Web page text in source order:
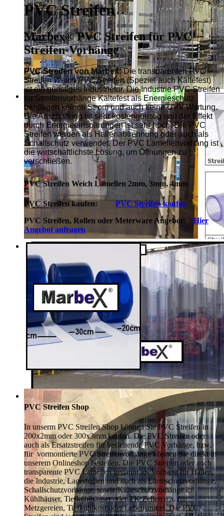
PVC Streifen
Marbex® PVC Streifen für PVC
Streifen-Vorhänge
PVC Streifen von Marbex:Die transparenten PVC
StreifenWeich PVC Streifen(Speziel auch Kältefest)
ist ein günstiges Industrietor. Die Industrie PVC Streifen
für Streifenvorhänge Kältefest als Energieschutz
benötigen keinen Strom und auch keine UVV Wartung.
Die Anschaffung ist sehr kostengünstig und der Effekt
durch Energieeinsparungen ist sehr hoch. Die PVC
Streifen werden als Hallenabtrennung oder auch als
Schallschutz verwendet. Der PVC Lamellenvorhang ist
die wirtschaftlichste Lösung, um Öffnungen zu
verschließen.
PVC Streifen Weich Lamellen 2mm, 3mm, 4mm
PVC Streifen kaufen: PVC Streifen kaufen
PVC Streifen, Rollen oder Meterware Angebot: Hier
Angebot anfragen
PVC Streifen Shop
In unserm PVC Streifen Shop können Sie PVC Streifen in
200x2mm oder 300x3mm kaufen. Die PVC Streifen oder
auch als Ersatzstreifen für bestehende PVC Vorhänge, bzw.
für vormontierte PVC Streifenvorhänge können Sie direkt in
unserem Onlineshop bestellen. Die PVC Streifen oder auch
transparente PVC Lamellen genannt als Vorhang für Hallen,
die Industrie, Lagerhallen und auch als Lärmschutzvorhänge,
Schallschutzvorhänge, sowie Kälteschutzvorhänge in
Kühlhäuser, Tiefkühlhäuser oder TK Zellen u.a. für
Metzgereien, Tiefkühlkost oder Lebensmittel. Die PVC